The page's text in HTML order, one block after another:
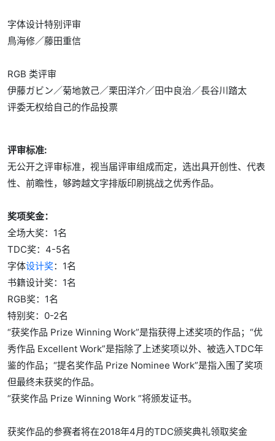
字体设计特别评审
鳥海修／藤田重信
RGB 类评审
伊藤ガビン／菊地敦己／栗田洋介／田中良治／長谷川踏太
评委无权给自己的作品投票
评审标准:
无公开之评审标准，视当届评审组成而定，选出具开创性、代表
性、前瞻性，够跨越文字排版印刷挑战之优秀作品。
奖项奖金：
全场大奖：1名
TDC奖：4-5名
字体设计奖：1名
书籍设计奖：1名
RGB奖：1名
特别奖：0-2名
“获奖作品 Prize Winning Work”是指获得上述奖项的作品；“优
秀作品 Excellent Work”是指除了上述奖项以外、被选入TDC年
鉴的作品；“提名奖作品 Prize Nominee Work”是指入围了奖项
但最终未获奖的作品。
“获奖作品 Prize Winning Work ”将颁发证书。
获奖作品的参赛者将在2018年4月的TDC颁奖典礼领取奖金